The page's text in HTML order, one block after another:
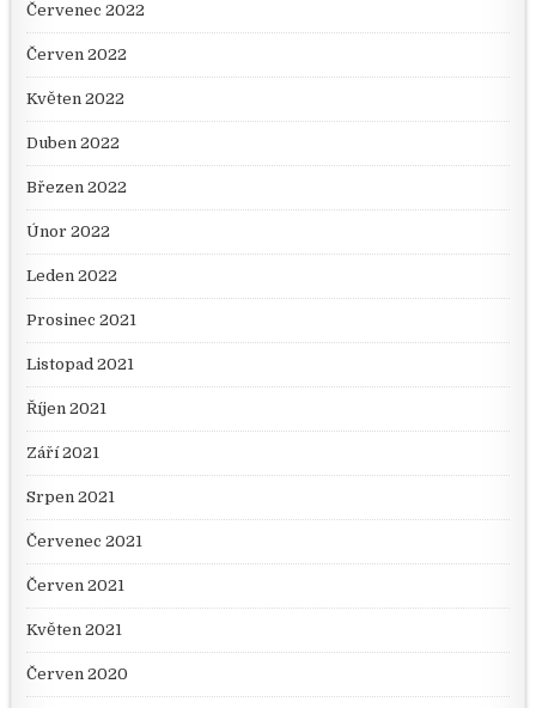
Červenec 2022
Červen 2022
Květen 2022
Duben 2022
Březen 2022
Únor 2022
Leden 2022
Prosinec 2021
Listopad 2021
Říjen 2021
Září 2021
Srpen 2021
Červenec 2021
Červen 2021
Květen 2021
Červen 2020